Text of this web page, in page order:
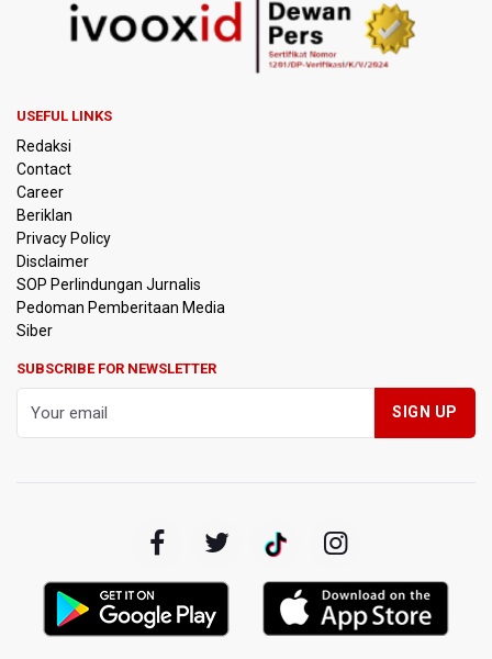
Korlantas Polri Terapkan Teknologi Face Recognition
pada ETLE
Kereta Cepat ke Surabaya
Kebakaran Hutan dan Lahan di Gunung Bromo Capai 10
OJK Sebut IASC Terima 1.379 Laporan Kasus Penipuan
Keuangan Memanfaatkan AI
BRIN Kaji Peluang Industri Panel Surya Generasi Baru
Dikembangkan di Indonesia
Korlantas Polri dan Jasa Marga Bahas Zero ODOL hingga
Integrasi Teknologi Tol Jelang Libur Nataru
Nasional Bromo Tengger Semeru, Tiga Jalur Akses
Wisata Ditutup
USEFUL LINKS
Redaksi
Contact
Career
Beriklan
Privacy Policy
Disclaimer
SOP Perlindungan Jurnalis
Pedoman Pemberitaan Media
Siber
SUBSCRIBE FOR NEWSLETTER